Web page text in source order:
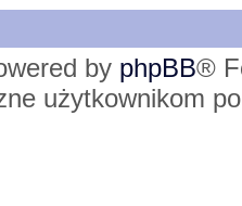
by phpBB®
użytkownikom